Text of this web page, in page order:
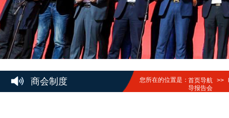
商会制度 您所在的位置是：首页导航 >>
导报告会